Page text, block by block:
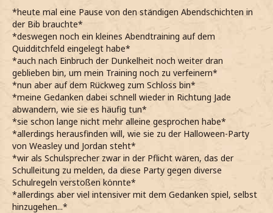
*heute mal eine Pause von den ständigen Abendschichten in
der Bib brauchte*
*deswegen noch ein kleines Abendtraining auf dem
Quidditchfeld eingelegt habe*
*auch nach Einbruch der Dunkelheit noch weiter dran
geblieben bin, um mein Training noch zu verfeinern*
*nun aber auf dem Rückweg zum Schloss bin*
*meine Gedanken dabei schnell wieder in Richtung Jade
abwandern, wie sie es häufig tun*
*sie schon lange nicht mehr alleine gesprochen habe*
*allerdings herausfinden will, wie sie zu der Halloween-Party
von Weasley und Jordan steht*
*wir als Schulsprecher zwar in der Pflicht wären, das der
Schulleitung zu melden, da diese Party gegen diverse
Schulregeln verstoßen könnte*
*allerdings aber viel intensiver mit dem Gedanken spiel, selbst
hinzugehen...*